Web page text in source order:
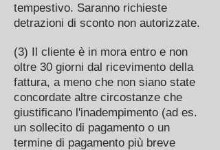
tempestivo. Saranno richieste
detrazioni di sconto non autorizzate.
(3) Il cliente è in mora entro e non
oltre 30 giorni dal ricevimento della
fattura, a meno che non siano state
concordate altre circostanze che
giustificano l'inadempimento (ad es.
un sollecito di pagamento o un
termine di pagamento più breve